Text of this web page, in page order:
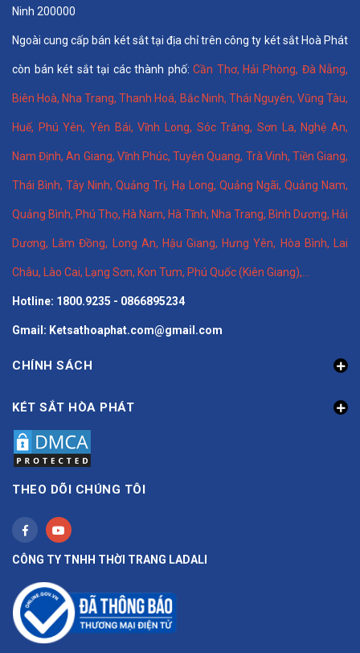
Ninh 200000
Ngoài cung cấp bán két sắt tại địa chỉ trên công ty két sắt Hoà Phát
còn bán két sắt tại các thành phố:Cần Thơ, Hải Phòng, Đà Nẵng,
Biên Hoà, Nha Trang,Thanh Hoá, Bắc Ninh, Thái Nguyên, Vũng Tàu,
Huế, Phú Yên,Yên Bái,Vĩnh Long, Sóc Trăng,Sơn La, Nghệ An,
Nam Định,An Giang, Vĩnh Phúc,Tuyên Quang, Trà Vinh, Tiền Giang,
Thái Bình,Tây Ninh,Quảng Trị, Hạ Long, Quảng Ngãi, Quảng Nam,
Quảng Bình, Phú Thọ, Hà Nam, Hà Tĩnh, Nha Trang, Bình Dương, Hải
Dương, Lâm Đồng, Long An, Hậu Giang, Hưng Yên, Hòa Bình, Lai
Châu, Lào Cai, Lạng Sơn, Kon Tum, Phú Quốc (Kiên Giang),...
Hotline: 1800.9235 - 0866895234
Gmail: Ketsathoaphat.com@gmail.com
CHÍNH SÁCH
KÉT SẮT HÒA PHÁT
THEO DÕI CHÚNG TÔI
CÔNG TY TNHH THỜI TRANG LADALI